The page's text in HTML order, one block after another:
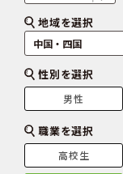
地域を選択
性別を選択
男性
職業を選択
高校生